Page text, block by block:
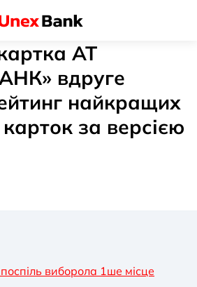
АТ
вдруге
найкращих
за версією
виборола 1ше місце